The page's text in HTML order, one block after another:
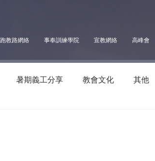
教路網絡 事奉訓練學院 宣教網絡 高峰會
暑期義工分享 教會文化 其他